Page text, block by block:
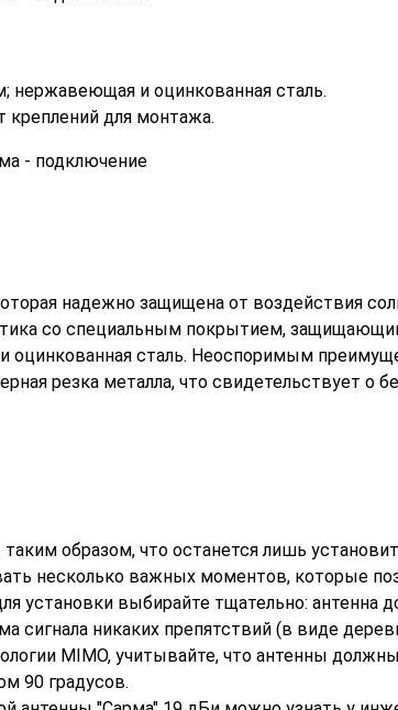
нержавеющая и оцинкованная сталь.
креплений для монтажа.
надежно защищена от воздействия
со специальным покрытием,
оцинкованная сталь. Неоспоримым
резка металла, что свидетельствует о
образом, что останется лишь
несколько важных моментов, которые
установки выбирайте тщательно: антенна
никаких препятствий (в виде
MIMO, учитывайте, что антенны должны
90 градусов.